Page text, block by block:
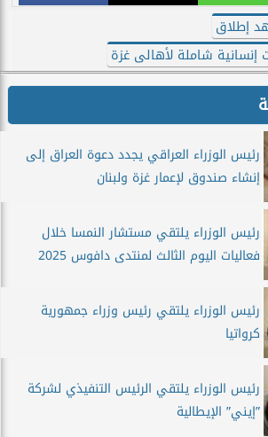
إطلاق
إنسانية شاملة لأهالى غزة
رئيس الوزراء العراقي يجدد دعوة العراق إلى
إنشاء صندوق لإعمار غزة ولبنان
رئيس الوزراء يلتقي مستشار النمسا خلال
فعاليات اليوم الثالث لمنتدى دافوس 2025
رئيس الوزراء يلتقي رئيس وزراء جمهورية
كرواتيا
رئيس الوزراء يلتقي الرئيس التنفيذي لشركة
”إيني” الإيطالية